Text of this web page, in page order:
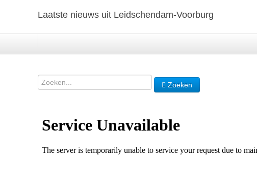
Laatste nieuws uit Leidschendam-Voorburg
Zoeken